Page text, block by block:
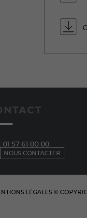
01 57 61 00 00
NOUS CONTACTER
LÉGALES ©